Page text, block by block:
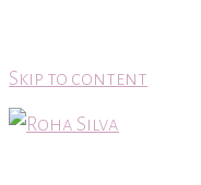
Skip to content